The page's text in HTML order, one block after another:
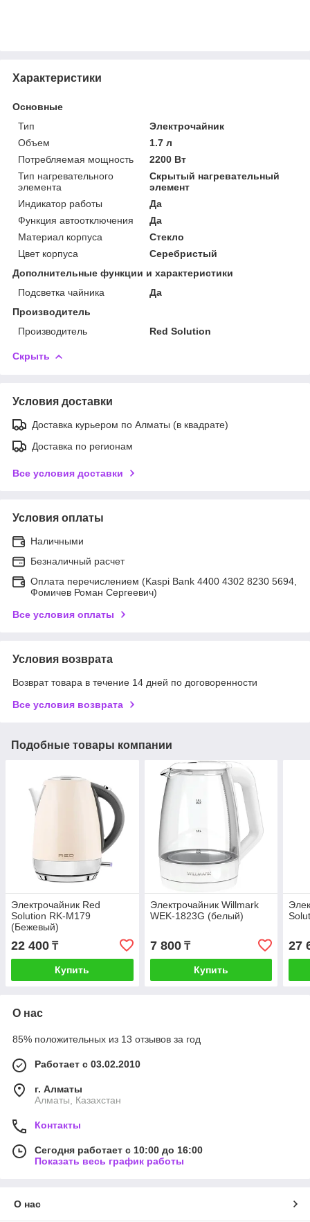
Характеристики
Основные
Тип
Электрочайник
Объем
1.7 л
Потребляемая мощность
2200 Вт
Тип нагревательного
элемента
Скрытый нагревательный
элемент
Индикатор работы
Да
Функция автоотключения
Да
Материал корпуса
Стекло
Цвет корпуса
Серебристый
Дополнительные функции и характеристики
Подсветка чайника
Да
Производитель
Производитель
Red Solution
Скрыть
Условия доставки
Доставка курьером по Алматы (в квадрате)
Доставка по регионам
Все условия доставки
Условия оплаты
Наличными
Безналичный расчет
Оплата перечислением (Kaspi Bank 4400 4302 8230 5694,
Фомичев Роман Сергеевич)
Все условия оплаты
Условия возврата
Возврат товара в течение 14 дней по договоренности
Все условия возврата
Подобные товары компании
Электрочайник Red
Solution RK-M179
(Бежевый)
22 400 ₸
Купить
Электрочайник Willmark
WEK-1823G (белый)
7 800₸
Купить
27
О нас
85% положительных из 13 отзывов за год
Работает с 03.02.2010
г. Алматы
Алматы, Казахстан
Контакты
Сегодня работает с 10:00 до 16:00
Показать весь график работы
О нас